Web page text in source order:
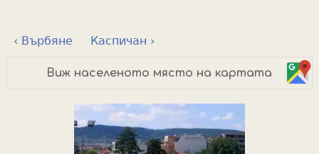
‹ Върбяне Каспичан ›
Виж населеното място на картата